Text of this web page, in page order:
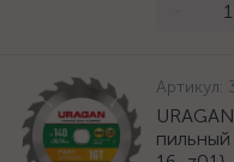
Артикул: